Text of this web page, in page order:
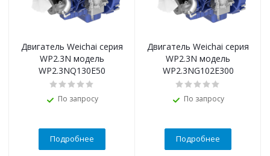
Двигатель Weichai серия
WP2.3N модель
WP2.3NQ130E50
По запросу
Подробнее
Двигатель Weichai серия
WP2.3N модель
WP2.3NG102E300
По запросу
Подробнее